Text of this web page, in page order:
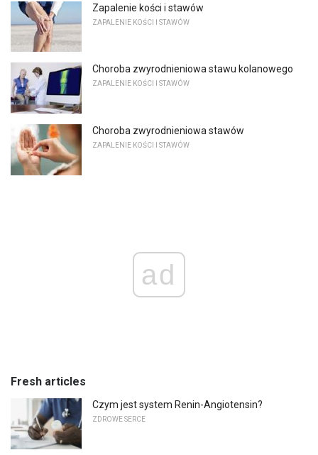
Zapalenie kości i stawów
ZAPALENIE KOŚCI I STAWÓW
Choroba zwyrodnieniowa stawu kolanowego
ZAPALENIE KOŚCI I STAWÓW
Choroba zwyrodnieniowa stawów
ZAPALENIE KOŚCI I STAWÓW
ad
Fresh articles
Czym jest system Renin-Angiotensin?
ZDROWE SERCE